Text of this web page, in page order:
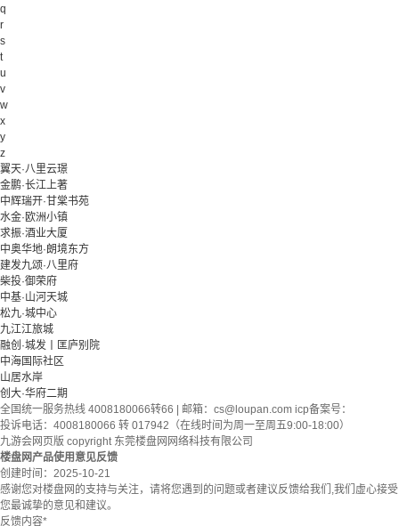
q
r
s
t
u
v
w
x
y
z
翼天·八里云璟
金鹏·长江上著
中辉瑞开·甘棠书苑
水金·欧洲小镇
求振·酒业大厦
中奥华地·朗境东方
建发九颂·八里府
柴投·御荣府
中基·山河天城
松九·城中心
九江江旅城
融创·城发丨匡庐别院
中海国际社区
山居水岸
创大·华府二期
全国统一服务热线 4008180066转66 | 邮箱： cs@loupan.com icp备案号：
投诉电话：4008180066 转 017942（在线时间为周一至周五9:00-18:00）
九游会网页版 copyright 东莞楼盘网网络科技有限公司
楼盘网产品使用意见反馈
创建时间： 2025-10-21
感谢您对楼盘网的支持与关注，请将您遇到的问题或者建议反馈给我们,我们虚心接受
您最诚挚的意见和建议。
反馈内容*